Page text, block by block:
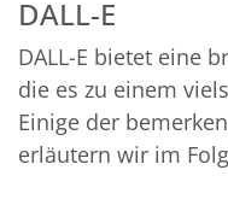
DALL-E
DALL-E bietet eine
die es zu einem
Einige der
erläutern wir im